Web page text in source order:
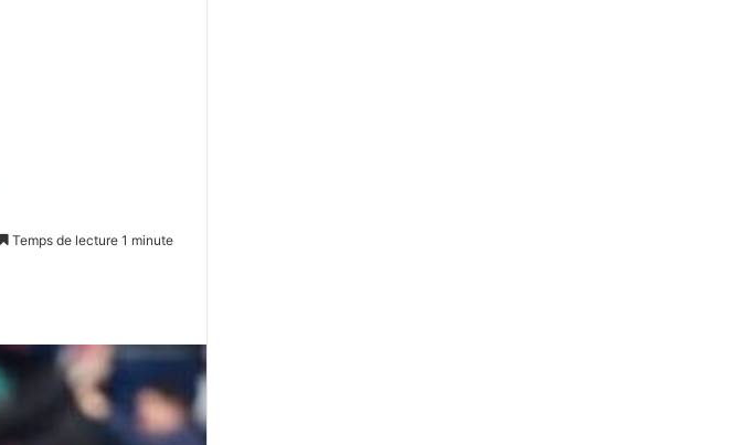
Temps de lecture 1 minute